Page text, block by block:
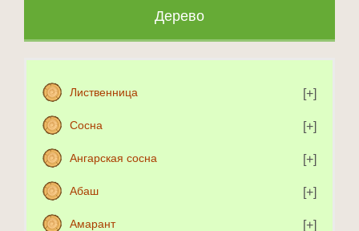
Дерево
Лиственница
Сосна
Ангарская сосна
Абаш
Амарант